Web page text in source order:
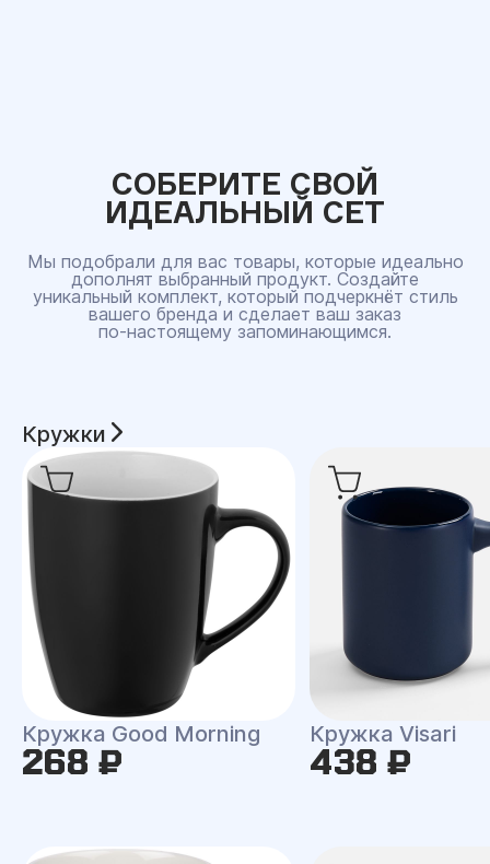
СОБЕРИТЕ СВОЙ
ИДЕАЛЬНЫЙ СЕТ
Мы подобрали для вас товары, которые идеально
дополнят выбранный продукт. Создайте
уникальный комплект, который подчеркнёт стиль
вашего бренда и сделает ваш заказ
по‑настоящему запоминающимся.
Кружки
Кружка Good Morning
268 ₽
Кружка Visari
438 ₽